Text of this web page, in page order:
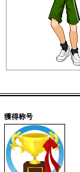
獲得称号